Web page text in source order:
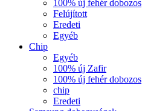
100% új fehér dobozos
Felújított
Eredeti
Egyéb
Chip
Egyéb
100% új Zafir
100% új fehér dobozos
chip
Eredeti